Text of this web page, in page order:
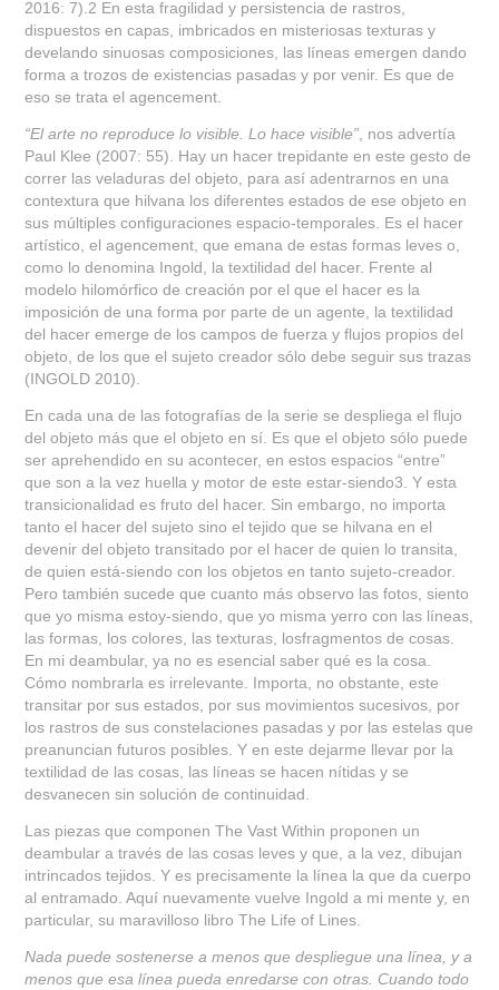
2016: 7).2 En esta fragilidad y persistencia de rastros,
dispuestos en capas, imbricados en misteriosas texturas y
develando sinuosas composiciones, las líneas emergen dando
forma a trozos de existencias pasadas y por venir. Es que de
eso se trata el agencement.
“El arte no reproduce lo visible. Lo hace visible” , nos advertía
Paul Klee (2007: 55). Hay un hacer trepidante en este gesto de
correr las veladuras del objeto, para así adentrarnos en una
contextura que hilvana los diferentes estados de ese objeto en
sus múltiples configuraciones espacio-temporales. Es el hacer
artístico, el agencement, que emana de estas formas leves o,
como lo denomina Ingold, la textilidad del hacer. Frente al
modelo hilomórfico de creación por el que el hacer es la
imposición de una forma por parte de un agente, la textilidad
del hacer emerge de los campos de fuerza y flujos propios del
objeto, de los que el sujeto creador sólo debe seguir sus trazas
(INGOLD 2010).
En cada una de las fotografías de la serie se despliega el flujo
del objeto más que el objeto en sí. Es que el objeto sólo puede
ser aprehendido en su acontecer, en estos espacios “entre”
que son a la vez huella y motor de este estar-siendo3 . Y esta
transicionalidad es fruto del hacer. Sin embargo, no importa
tanto el hacer del sujeto sino el tejido que se hilvana en el
devenir del objeto transitado por el hacer de quien lo transita,
de quien está-siendo con los objetos en tanto sujeto-creador.
Pero también sucede que cuanto más observo las fotos, siento
que yo misma estoy-siendo, que yo misma yerro con las líneas,
las formas, los colores, las texturas, losfragmentos de cosas.
En mi deambular, ya no es esencial saber qué es la cosa.
Cómo nombrarla es irrelevante. Importa, no obstante, este
transitar por sus estados, por sus movimientos sucesivos, por
los rastros de sus constelaciones pasadas y por las estelas que
preanuncian futuros posibles. Y en este dejarme llevar por la
textilidad de las cosas, las líneas se hacen nítidas y se
desvanecen sin solución de continuidad.
Las piezas que componen The Vast Within proponen un
deambular a través de las cosas leves y que, a la vez, dibujan
intrincados tejidos. Y es precisamente la línea la que da cuerpo
al entramado. Aquí nuevamente vuelve Ingold a mi mente y, en
particular, su maravilloso libro The Life of Lines.
Nada puede sostenerse a menos que despliegue una línea, y a
menos que esa línea pueda enredarse con otras. Cuando todo